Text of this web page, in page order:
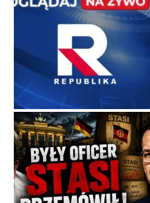
Gorzka pigułka od
Twierdzenie, że istnieje coś
przypomina stwierdzenie, że
Popularne